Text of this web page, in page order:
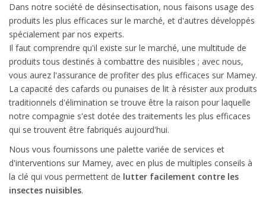
Dans notre société de désinsectisation, nous faisons usage des
produits les plus efficaces sur le marché, et d'autres développés
spécialement par nos experts.
Il faut comprendre qu'il existe sur le marché, une multitude de
produits tous destinés à combattre des nuisibles ; avec nous,
vous aurez l'assurance de profiter des plus efficaces sur Mamey.
La capacité des cafards ou punaises de lit à résister aux produits
traditionnels d'élimination se trouve être la raison pour laquelle
notre compagnie s'est dotée des traitements les plus efficaces
qui se trouvent être fabriqués aujourd'hui.
Nous vous fournissons une palette variée de services et
d'interventions sur Mamey, avec en plus de multiples conseils à
la clé qui vous permettent de lutter facilement contre les
insectes nuisibles.